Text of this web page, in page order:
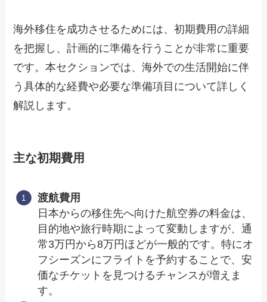
海外移住を成功させるためには、初期費用の詳細
を把握し、計画的に準備を行うことが非常に重要
です。本セクションでは、海外での生活開始に伴
う具体的な経費や必要な準備項目について詳しく
解説します。
主な初期費用
渡航費用
日本からの移住先へ向けた航空券の料金は、
目的地や旅行時期によって変動しますが、通
常3万円から8万円ほどが一般的です。特にオ
フシーズンにフライトを予約することで、安
価なチケットを見つけるチャンスが増えま
す。